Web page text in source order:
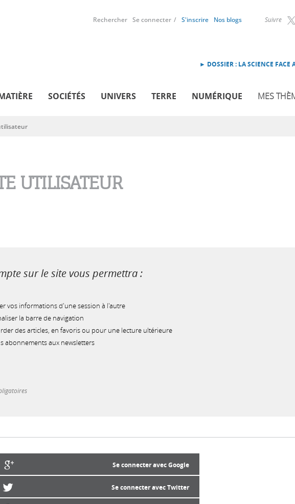
Suivre
Rechercher Se connecter S'inscrire Nos blogs
► DOSSIER : LA SCIENCE FACE
SOCIÉTÉS UNIVERS TERRE NUMÉRIQUE MES
UTILISATEUR
sur le site vous permettra :
vos informations d'une session à l'autre
la barre de navigation
des articles, en favoris ou pour une lecture ultérieure
abonnements aux newsletters
Se connecter avec Google
Se connecter avec Twitter